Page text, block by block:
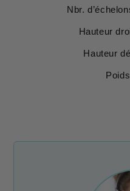
Nbr.
Hauteur
Hauteur